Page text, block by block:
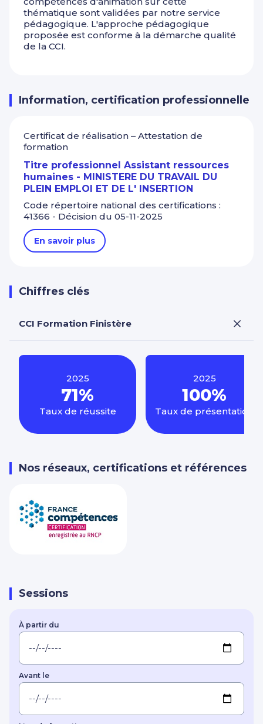
thématique sont validées par notre service
pédagogique. L'approche pédagogique
proposée est conforme à la démarche qualité
de la CCI.
Information, certification professionnelle
Certificat de réalisation – Attestation de
formation
Titre professionnel Assistant ressources
humaines - MINISTERE DU TRAVAIL DU
PLEIN EMPLOI ET DE L' INSERTION
Code répertoire national des certifications :
41366 - Décision du 05-11-2025
En savoir plus
Chiffres clés
CCI Formation Finistère
2025
71%
Taux de réussite
2025
100%
Taux de présentation
Nos réseaux, certifications et références
Sessions
À partir du
Avant le